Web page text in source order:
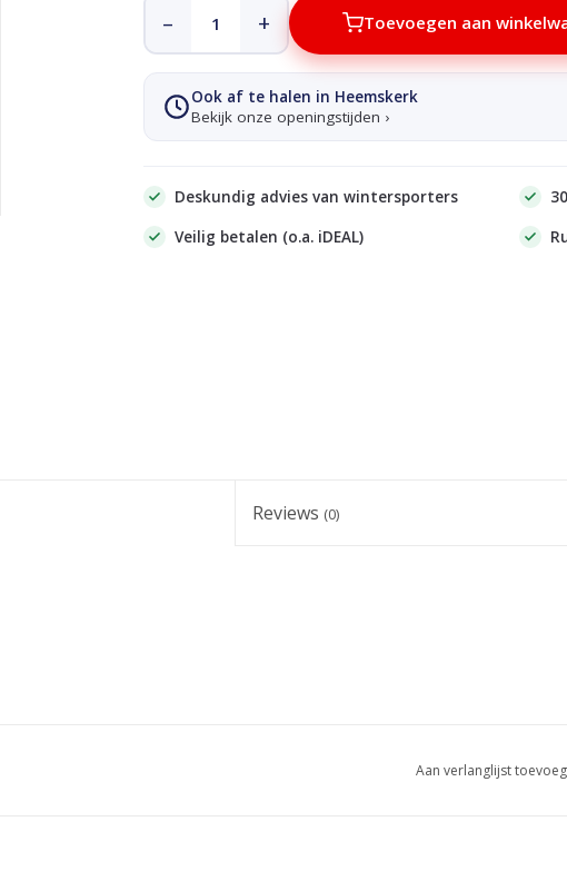
– + Toevoegen aan
Ook af te halen in Heemskerk
Bekijk onze openingstijden ›
Deskundig advies van wintersporters
Veilig betalen (o.a. iDEAL)
Reviews (0)
Aan verlanglijst